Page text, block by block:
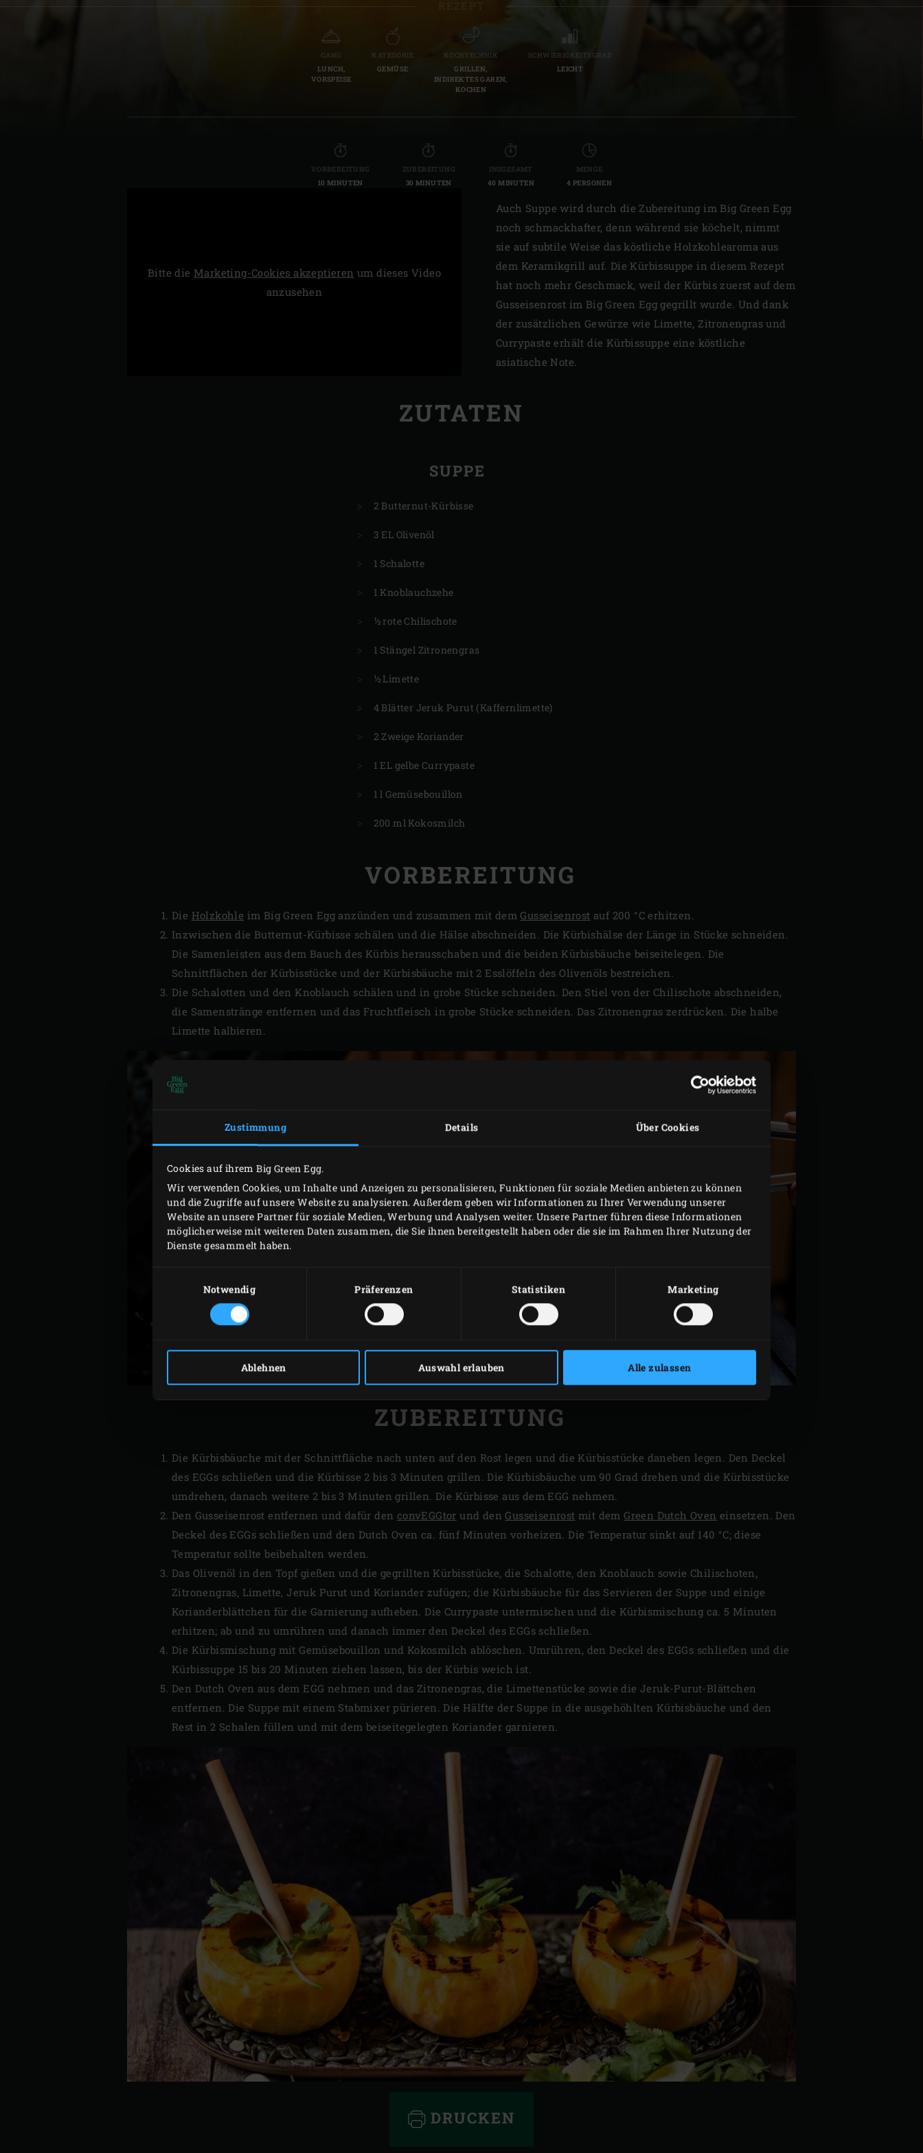
Zustimmung Details Über Cookies
Cookies auf ihrem Big Green Egg.
Wir verwenden Cookies, um Inhalte und Anzeigen zu personalisieren, Funktionen für soziale Medien anbieten zu können
und die Zugriffe auf unsere Website zu analysieren. Außerdem geben wir Informationen zu Ihrer Verwendung unserer
Website an unsere Partner für soziale Medien, Werbung und Analysen weiter. Unsere Partner führen diese Informationen
möglicherweise mit weiteren Daten zusammen, die Sie ihnen bereitgestellt haben oder die sie im Rahmen Ihrer Nutzung der
Dienste gesammelt haben.
Notwendig
Präferenzen Statistiken Marketing
Ablehnen Auswahl erlauben Alle zulassen
Spain | España
Sweden | Sverige
Turkey | Türkiye
REZEPT
GANG
LUNCH,
VORSPEISE
KATEGORIE
GEMÜSE
KOCHTECHNIK
GRILLEN,
INDIREKTES GAREN,
KOCHEN
SCHWIERIGKEITSGRAD
LEICHT
VORBEREITUNG
10 MINUTEN
ZUBEREITUNG
30 MINUTEN
INSGESAMT
40 MINUTEN
MENGE
4 PERSONEN
Bitte die Marketing-Cookies akzeptieren um dieses Video
anzusehen
Auch Suppe wird durch die Zubereitung im Big Green Egg
noch schmackhafter, denn während sie köchelt, nimmt
sie auf subtile Weise das köstliche Holzkohlearoma aus
dem Keramikgrill auf. Die Kürbissuppe in diesem Rezept
hat noch mehr Geschmack, weil der Kürbis zuerst auf dem
Gusseisenrost im Big Green Egg gegrillt wurde. Und dank
der zusätzlichen Gewürze wie Limette, Zitronengras und
Currypaste erhält die Kürbissuppe eine köstliche
asiatische Note.
ZUTATEN
SUPPE
2 Butternut-Kürbisse
3 EL Olivenöl
1 Schalotte
1 Knoblauchzehe
½ rote Chilischote
1 Stängel Zitronengras
½ Limette
4 Blätter Jeruk Purut (Kaffernlimette)
2 Zweige Koriander
1 EL gelbe Currypaste
1 l Gemüsebouillon
200 ml Kokosmilch
VORBEREITUNG
Die Holzkohle im Big Green Egg anzünden und zusammen mit dem Gusseisenrost auf 200 °C erhitzen.
Inzwischen die Butternut-Kürbisse schälen und die Hälse abschneiden. Die Kürbishälse der Länge in Stücke schneiden.
Die Samenleisten aus dem Bauch des Kürbis herausschaben und die beiden Kürbisbäuche beiseitelegen. Die
Schnittflächen der Kürbisstücke und der Kürbisbäuche mit 2 Esslöffeln des Olivenöls bestreichen.
Die Schalotten und den Knoblauch schälen und in grobe Stücke schneiden. Den Stiel von der Chilischote abschneiden,
die Samenstränge entfernen und das Fruchtfleisch in grobe Stücke schneiden. Das Zitronengras zerdrücken. Die halbe
Limette halbieren.
ZUBEREITUNG
Die Kürbisbäuche mit der Schnittfläche nach unten auf den Rost legen und die Kürbisstücke daneben legen. Den Deckel
des EGGs schließen und die Kürbisse 2 bis 3 Minuten grillen. Die Kürbisbäuche um 90 Grad drehen und die Kürbisstücke
umdrehen, danach weitere 2 bis 3 Minuten grillen. Die Kürbisse aus dem EGG nehmen.
Den Gusseisenrost entfernen und dafür den convEGGtor und den Gusseisenrost mit dem Green Dutch Oven einsetzen. Den
Deckel des EGGs schließen und den Dutch Oven ca. fünf Minuten vorheizen. Die Temperatur sinkt auf 140 °C; diese
Temperatur sollte beibehalten werden.
Das Olivenöl in den Topf gießen und die gegrillten Kürbisstücke, die Schalotte, den Knoblauch sowie Chilischoten,
Zitronengras, Limette, Jeruk Purut und Koriander zufügen; die Kürbisbäuche für das Servieren der Suppe und einige
Korianderblättchen für die Garnierung aufheben. Die Currypaste untermischen und die Kürbismischung ca. 5 Minuten
erhitzen; ab und zu umrühren und danach immer den Deckel des EGGs schließen.
Die Kürbismischung mit Gemüsebouillon und Kokosmilch ablöschen. Umrühren, den Deckel des EGGs schließen und die
Kürbissuppe 15 bis 20 Minuten ziehen lassen, bis der Kürbis weich ist.
Den Dutch Oven aus dem EGG nehmen und das Zitronengras, die Limettenstücke sowie die Jeruk-Purut-Blättchen
entfernen. Die Suppe mit einem Stabmixer pürieren. Die Hälfte der Suppe in die ausgehöhlten Kürbisbäuche und den
Rest in 2 Schalen füllen und mit dem beiseitegelegten Koriander garnieren.
DRUCKEN